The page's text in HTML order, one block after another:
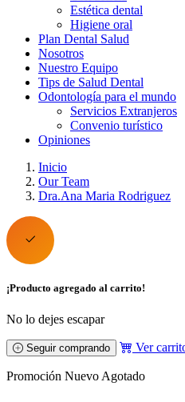
Estética dental
Higiene oral
Plan Dental Salud
Nosotros
Nuestro Equipo
Tips de Salud Dental
Odontología para el mundo
Servicios Extranjeros
Convenio turístico
Opiniones
Inicio
Our Team
Dra.Ana Maria Rodriguez
¡Producto agregado al carrito!
No lo dejes escapar
Seguir comprando Ver
Promoción Nuevo Agotado